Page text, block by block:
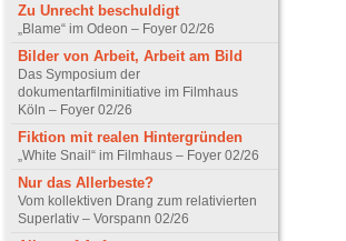
Zu Unrecht beschuldigt
„Blame“ im Odeon – Foyer 02/26
Bilder von Arbeit, Arbeit am Bild
Das Symposium der
dokumentarfilminitiative im Filmhaus
Köln – Foyer 02/26
Fiktion mit realen Hintergründen
„White Snail“ im Filmhaus – Foyer 02/26
Nur das Allerbeste?
Vom kollektiven Drang zum relativierten
Superlativ – Vorspann 02/26